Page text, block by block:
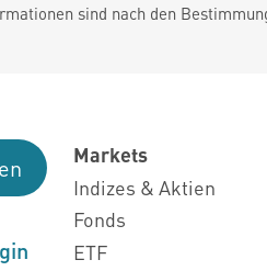
sind nach den
Markets
Indizes & Aktien
Fonds
ETF